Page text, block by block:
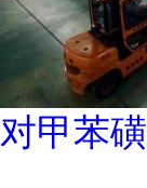
对甲苯